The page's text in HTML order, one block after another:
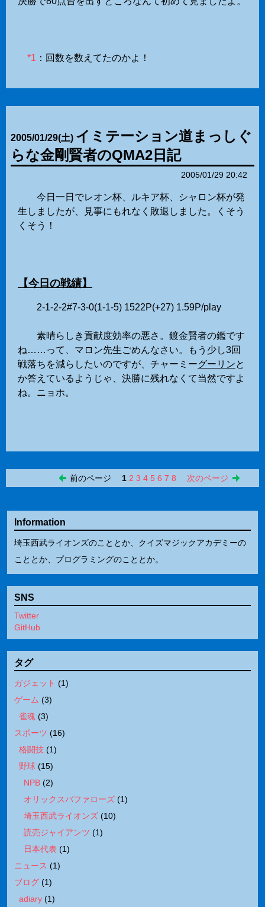
*1 ：回数を数えてたのかよ！
2005/01/29(土) イミテーション道まっしぐ
らな金剛賢者のQMA2日記
2005/01/29 20:42
今日一日でレオン杯、ルキア杯、シャロン杯が発
生しましたが、見事にもれなく敗退しました。くそう
くそう！
【今日の戦績】
2-1-2-2#7-3-0(1-1-5) 1522P(+27) 1.59P/play
素晴らしき貢献度効率の悪さ。鍍金賢者の鑑です
ね……って、マロン先生ごめんなさい。もう少し3回
戦落ちを減らしたいのですが、チャーミーグーリンと
か答えているようじゃ、決勝に残れなくて当然ですよ
ね。ニョホ。
前のページ 1 2 3 4 5 6 7 8 次のページ
Information
埼玉西武ライオンズのこととか、クイズマジックアカデミーの
こととか、プログラミングのこととか。
SNS
Twitter
GitHub
タグ
ガジェット (1)
ゲーム (3)
雀魂 (3)
スポーツ (16)
格闘技 (1)
野球 (15)
NPB (2)
オリックスバファローズ (1)
埼玉西武ライオンズ (10)
読売ジャイアンツ (1)
日本代表 (1)
ニュース (1)
ブログ (1)
adiary (1)